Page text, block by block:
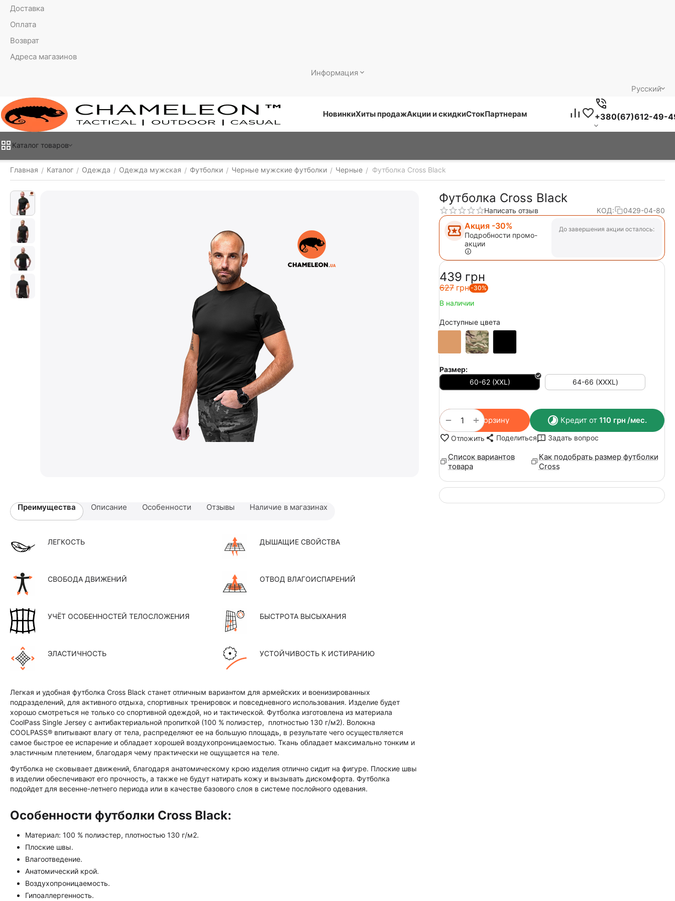
Доставка
Оплата
Возврат
Адреса магазинов
Информация
Русский
НовинкиХиты продажАкции и скидкиСтокПартнерам +380(67)612-49-
Каталог товаров
Главная / Каталог / Одежда / Одежда мужская / Футболки / Черные мужские футболки / Черные / Футболка Cross Black
Футболка Cross Black
Написать отзыв КОД: 0429-04-80
Акция -30%
Подробности промо-
акции
До завершения акции осталось:
‍439‍ грн
‍627‍ грн -30%
В наличии
Доступные цвета
Размер:
60-62 (XXL)
64-66 (ХХХL)
+
− В корзину Кредит от 110грн /мес.
Отложить Поделиться Задать вопрос
Список вариантов
товара
Как подобрать размер футболки
Cross
Преимущества Описание Особенности Отзывы Наличие в магазинах
ЛЕГКОСТЬ ДЫШАЩИЕ СВОЙСТВА
СВОБОДА ДВИЖЕНИЙ ОТВОД ВЛАГОИСПАРЕНИЙ
УЧЁТ ОСОБЕННОСТЕЙ ТЕЛОСЛОЖЕНИЯ БЫСТРОТА ВЫСЫХАНИЯ
ЭЛАСТИЧНОСТЬ УСТОЙЧИВОСТЬ К ИСТИРАНИЮ
Легкая и удобная футболка Cross Black станет отличным вариантом для армейских и военизированных
подразделений, для активного отдыха, спортивных тренировок и повседневного использования. Изделие будет
хорошо смотреться не только со спортивной одеждой, но и тактической. Футболка изготовлена из материала
CoolPass Single Jersey с антибактериальной пропиткой (100 % полиэстер, плотностью 130 г/м2). Волокна
COOLPASS® впитывают влагу от тела, распределяют ее на большую площадь, в результате чего осуществляется
самое быстрое ее испарение и обладает хорошей воздухопроницаемостью. Ткань обладает максимально тонким и
эластичным плетением, благодаря чему практически не ощущается на теле.
Футболка не сковывает движений, благодаря анатомическому крою изделия отлично сидит на фигуре. Плоские швы
в изделии обеспечивают его прочность, а также не будут натирать кожу и вызывать дискомфорта. Футболка
подойдет для весенне-летнего периода или в качестве базового слоя в системе послойного одевания.
Особенности футболки Cross Black:
Материал: 100 % полиэстер, плотностью 130 г/м2.
Плоские швы.
Влагоотведение.
Анатомический крой.
Воздухопроницаемость.
Гипоаллергенность.